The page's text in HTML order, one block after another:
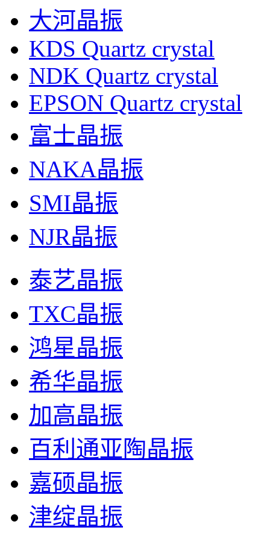
大河晶振
KDS Quartz crystal
NDK Quartz crystal
EPSON Quartz crystal
富士晶振
NAKA晶振
SMI晶振
NJR晶振
泰艺晶振
TXC晶振
鸿星晶振
希华晶振
加高晶振
百利通亚陶晶振
嘉硕晶振
津绽晶振